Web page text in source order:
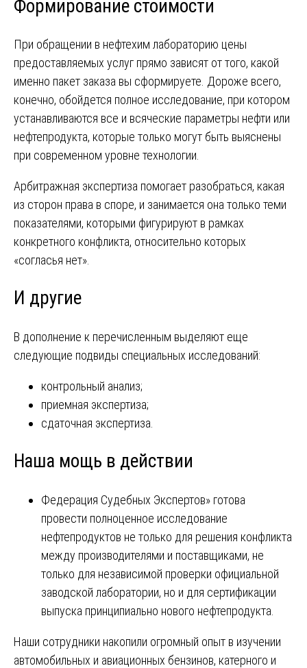
Формирование стоимости
При обращении в нефтехим лабораторию цены
предоставляемых услуг прямо зависят от того, какой
именно пакет заказа вы сформируете. Дороже всего,
конечно, обойдется полное исследование, при котором
устанавливаются все и всяческие параметры нефти или
нефтепродукта, которые только могут быть выяснены
при современном уровне технологии.
Арбитражная экспертиза помогает разобраться, какая
из сторон права в споре, и занимается она только теми
показателями, которыми фигурируют в рамках
конкретного конфликта, относительно которых
«согласья нет».
И другие
В дополнение к перечисленным выделяют еще
следующие подвиды специальных исследований:
контрольный анализ;
приемная экспертиза;
сдаточная экспертиза.
Наша мощь в действии
Федерация Судебных Экспертов» готова
провести полноценное исследование
нефтепродуктов не только для решения конфликта
между производителями и поставщиками, не
только для независимой проверки официальной
заводской лаборатории, но и для сертификации
выпуска принципиально нового нефтепродукта.
Наши сотрудники накопили огромный опыт в изучении
автомобильных и авиационных бензинов, катерного и